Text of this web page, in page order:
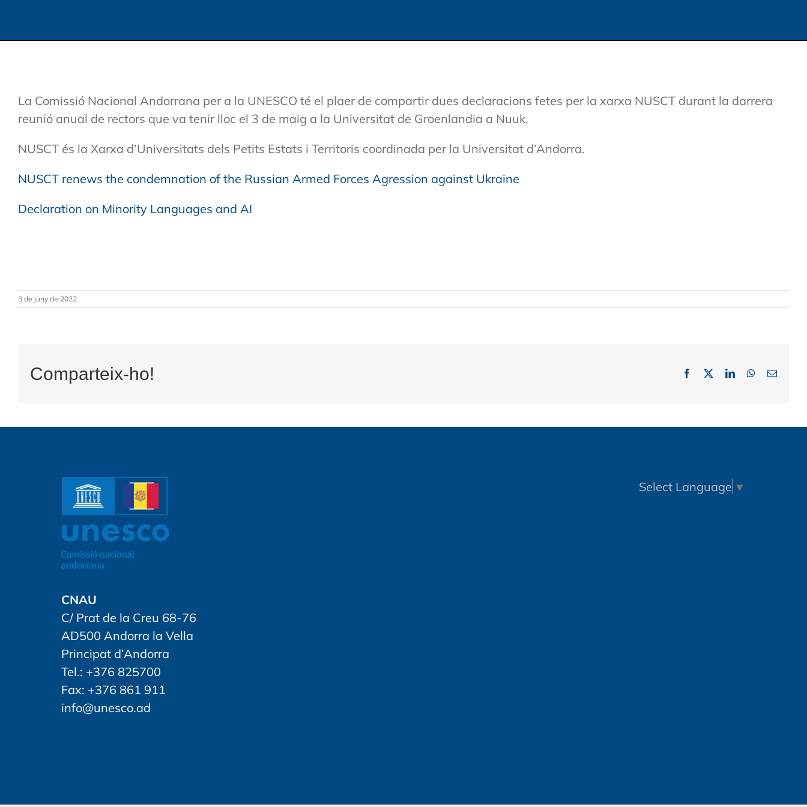
La Comissió Nacional Andorrana per a la UNESCO té el plaer de compartir dues declaracions fetes per la xarxa NUSCT durant la darrera
reunió anual de rectors que va tenir lloc el 3 de maig a la Universitat de Groenlandia a Nuuk.
NUSCT és la Xarxa d’Universitats dels Petits Estats i Territoris coordinada per la Universitat d’Andorra.
NUSCT renews the condemnation of the Russian Armed Forces Agression against Ukraine
Declaration on Minority Languages and AI
3 de juny de 2022
Comparteix-ho! Facebook LinkedInWhatsApp
Email:
CNAU
C/ Prat de la Creu 68-76
AD500 Andorra la Vella
Principat d’Andorra
Tel.: +376 825700
Fax: +376 861 911
info@unesco.ad
Select Language ▼